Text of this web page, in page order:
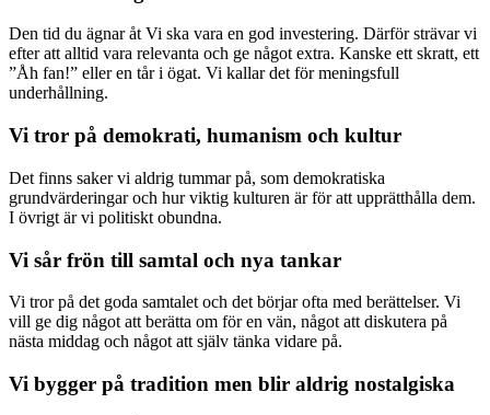
Den tid du ägnar åt Vi ska vara en god investering. Därför strävar vi
efter att alltid vara relevanta och ge något extra. Kanske ett skratt, ett
”Åh fan!” eller en tår i ögat. Vi kallar det för meningsfull
underhållning.
Vi tror på demokrati, humanism och kultur
Det finns saker vi aldrig tummar på, som demokratiska
grundvärderingar och hur viktig kulturen är för att upprätthålla dem.
I övrigt är vi politiskt obundna.
Vi sår frön till samtal och nya tankar
Vi tror på det goda samtalet och det börjar ofta med berättelser. Vi
vill ge dig något att berätta om för en vän, något att diskutera på
nästa middag och något att själv tänka vidare på.
Vi bygger på tradition men blir aldrig nostalgiska